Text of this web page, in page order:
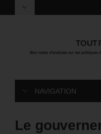
NAVIGATION
Le